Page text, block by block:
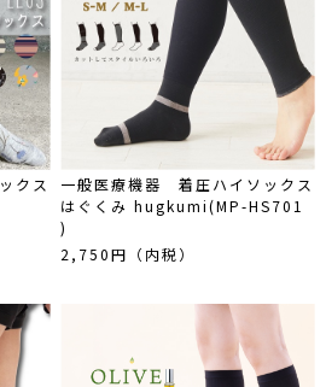
クス
一般医療機器 着圧ハイソックス
はぐくみ hugkumi(MP-HS701
)
2,750円（内税）